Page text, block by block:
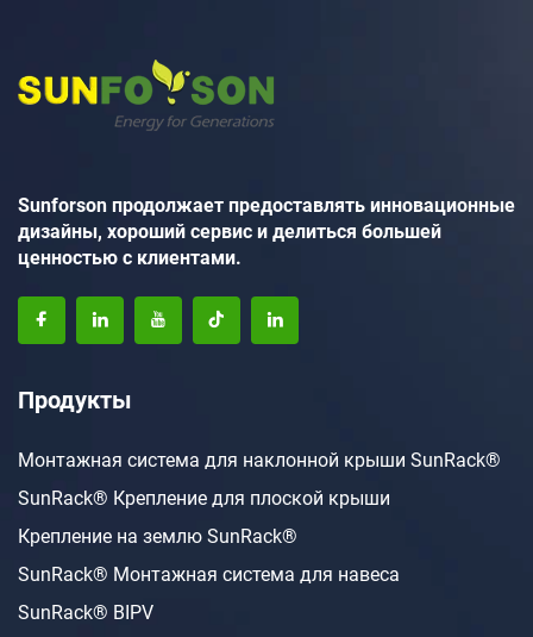
Sunforson продолжает предоставлять инновационные
дизайны, хороший сервис и делиться большей
ценностью с клиентами.
Продукты
Монтажная система для наклонной крыши SunRack®
SunRack® Крепление для плоской крыши
Крепление на землю SunRack®
SunRack® Монтажная система для навеса
SunRack® BIPV